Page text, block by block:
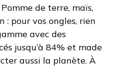
de terre, maïs,
: pour vos ongles, rien
avec des
jusqu’à 84% et made
aussi la planète. À